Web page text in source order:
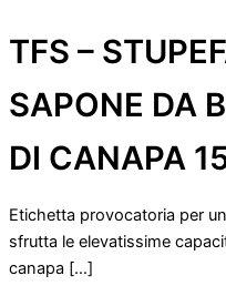
TFS –
SAPONE DA
DI CANAPA
Etichetta provocatoria per
sfrutta le elevatissime
canapa […]